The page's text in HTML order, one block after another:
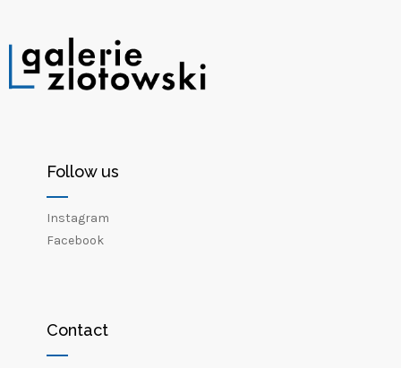
Follow us
Instagram
Facebook
Contact